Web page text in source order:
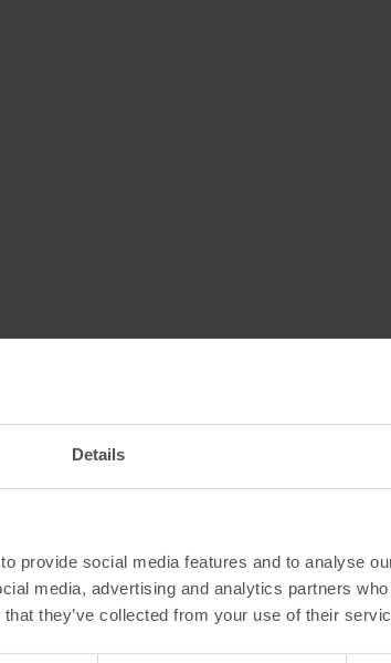
Details
provide social media features and to analyse
media, advertising and analytics partners
they’ve collected from your use of their